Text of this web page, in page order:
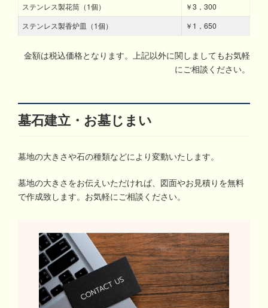
ステンレス製花筒（1個）
￥3，300
ステンレス製香炉皿（1個）
￥1，650
金額は税込価格となります。上記以外に関しましてもお気軽
にご相談ください。
墓石建立・お墓じまい
墓地の大きさや石の種類などにより変動いたします。
墓地の大きさをお伝えいただければ、図面やお見積りを無料
で作成致します。お気軽にご相談ください。